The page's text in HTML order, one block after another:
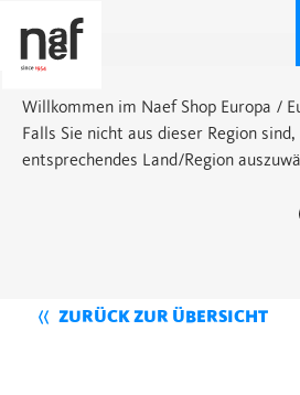
Willkommen im Naef Shop Europa /
Falls Sie nicht aus dieser Region
entsprechendes Land/Region
ZURÜCK ZUR ÜBERSICHT